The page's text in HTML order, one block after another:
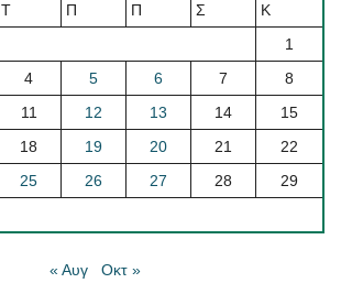
Τ Π Π Σ
Κ
1
4 5 6 7
8
11 12 13 14
15
18 19 20 21
22
25 26 27 28
29
« Αυγ Οκτ »